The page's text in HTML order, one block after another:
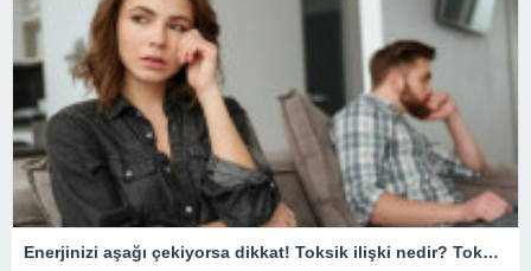
Enerjinizi aşağı çekiyorsa dikkat! Toksik ilişki nedir? Toksik ilişki nasıl anlaşılır, düzelir mi?